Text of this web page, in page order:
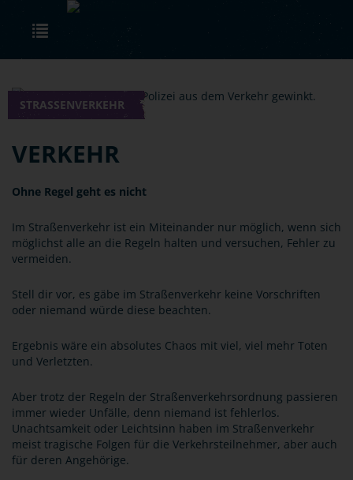
Skip to main content
STRASSENVERKEHR
VERKEHR
Ohne Regel geht es nicht
Im Straßenverkehr ist ein Miteinander nur möglich, wenn sich
möglichst alle an die Regeln halten und versuchen, Fehler zu
vermeiden.
Stell dir vor, es gäbe im Straßenverkehr keine Vorschriften
oder niemand würde diese beachten.
Ergebnis wäre ein absolutes Chaos mit viel, viel mehr Toten
und Verletzten.
Aber trotz der Regeln der Straßenverkehrsordnung passieren
immer wieder Unfälle, denn niemand ist fehlerlos.
Unachtsamkeit oder Leichtsinn haben im Straßenverkehr
meist tragische Folgen für die Verkehrsteilnehmer, aber auch
für deren Angehörige.